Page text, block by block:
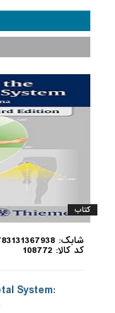
کتاب
شابک: 9783131367938
کد کالا: 108772
System: